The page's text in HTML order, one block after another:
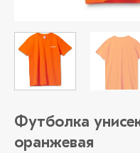
Футболка
оранжевая